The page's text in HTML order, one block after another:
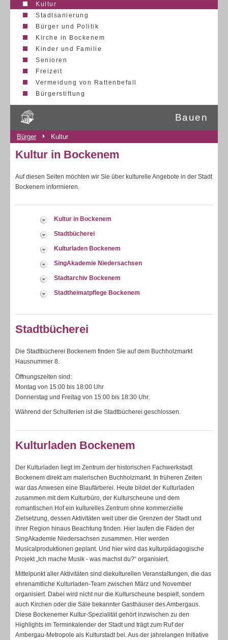
Kultur
Stadtsanierung
Bürger und Politik
Kirche in Bockenem
Kinder und Familie
Senioren
Freizeit
Vermeidung von Rattenbefall
Bürgerstiftung
Bauen
Bürger Kultur
Kultur in Bockenem
Auf diesen Seiten möchten wir Sie über kulturelle Angebote in der Stadt
Bockenem informieren.
Kultur in Bockenem
Stadtbücherei
Kulturladen Bockenem
SingAkademie Niedersachsen
Stadtarchiv Bockenem
Stadtheimatpflege Bockenem
Stadtbücherei
Die Stadtbücherei Bockenem finden Sie auf dem Buchholzmarkt
Hausnummer 8.
Öffnungszeiten sind:
Montag von 15:00 bis 18:00 Uhr
Donnerstag und Freitag von 15:00 bis 18:30 Uhr.
Während der Schulferien ist die Stadtbücherei geschlossen.
Kulturladen Bockenem
Der Kulturladen liegt im Zentrum der historischen Fachwerkstadt
Bockenem direkt am malerischen Buchholzmarkt. In früheren Zeiten
war das Anwesen eine Blaufärberei. Heute bildet der Kulturladen
zusammen mit dem Kulturbüro, der Kulturscheune und dem
romantischen Hof ein kulturelles Zentrum ohne kommerzielle
Zielsetzung, dessen Aktivitäten weit über die Grenzen der Stadt und
ihrer Region hinaus Beachtung finden. Hier laufen die Fäden der
SingAkademie Niedersachsen zusammen. Hier werden
Musicalproduktionen geplant. Und hier wird das kulturpädagogische
Projekt „Ich mache Musik - was machst du?“ organisiert.
Mittelpunkt aller Aktivitäten sind diekulturellen Veranstaltungen, die das
ehrenamtliche Kulturladen-Team zwischen März und November
organisiert. Dabei wird nicht nur die Kulturscheune bespielt, sondern
auch Kirchen oder die Säle bekannter Gasthäuser des Ambergaus.
Diese Bockenemer Kultur-Spezialität gehört inzwischen zu den
Highlights im Terminkalender der Stadt und trägt zum Ruf der
Ambergau-Metropole als Kulturstadt bei. Aus der jahrelangen Initiative